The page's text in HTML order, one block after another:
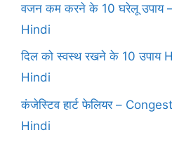
वजन कम करने के 10 घरेलू उपाय
Hindi
दिल को स्वस्थ रखने के 10
Hindi
कंजेस्टिव हार्ट फेलियर –
Hindi